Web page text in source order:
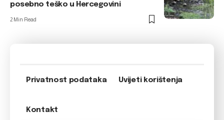
posebno teško u Hercegovini
2 Min Read
Privatnost podataka Uvijeti korištenja
Kontakt